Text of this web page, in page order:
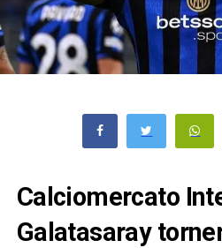
Calciomercato
Galatasaray